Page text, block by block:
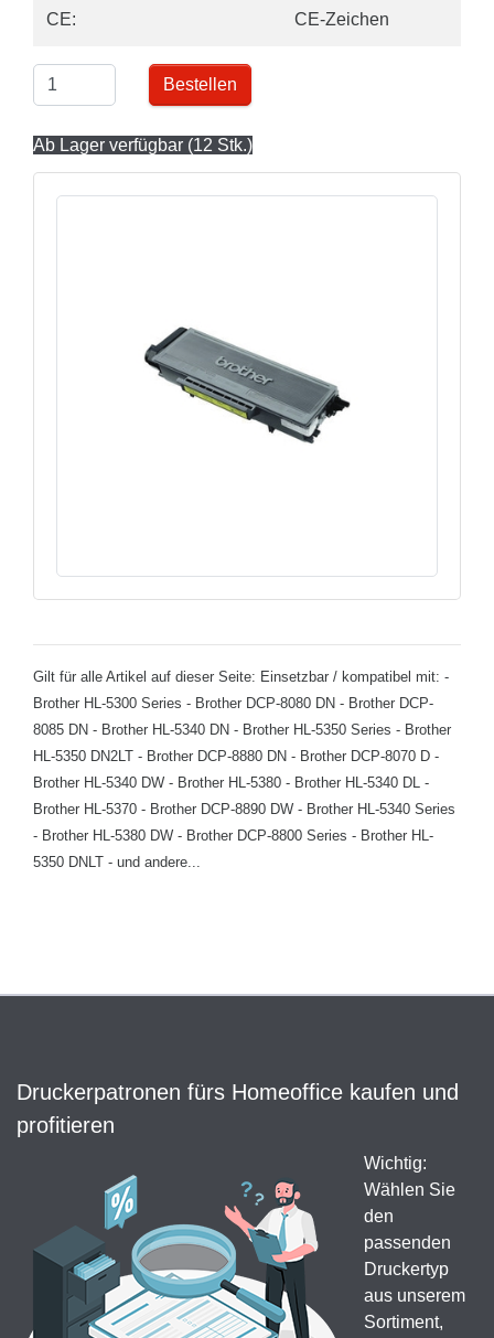
CE: CE-Zeichen
Bestellen
Ab Lager verfügbar (12 Stk.)
Gilt für alle Artikel auf dieser Seite: Einsetzbar / kompatibel mit: -
Brother HL-5300 Series - Brother DCP-8080 DN - Brother DCP-
8085 DN - Brother HL-5340 DN - Brother HL-5350 Series - Brother
HL-5350 DN2LT - Brother DCP-8880 DN - Brother DCP-8070 D -
Brother HL-5340 DW - Brother HL-5380 - Brother HL-5340 DL -
Brother HL-5370 - Brother DCP-8890 DW - Brother HL-5340 Series
- Brother HL-5380 DW - Brother DCP-8800 Series - Brother HL-
5350 DNLT - und andere...
Druckerpatronen fürs Homeoffice kaufen und
profitieren
Wichtig:
Wählen Sie
den
passenden
Druckertyp
aus unserem
Sortiment,